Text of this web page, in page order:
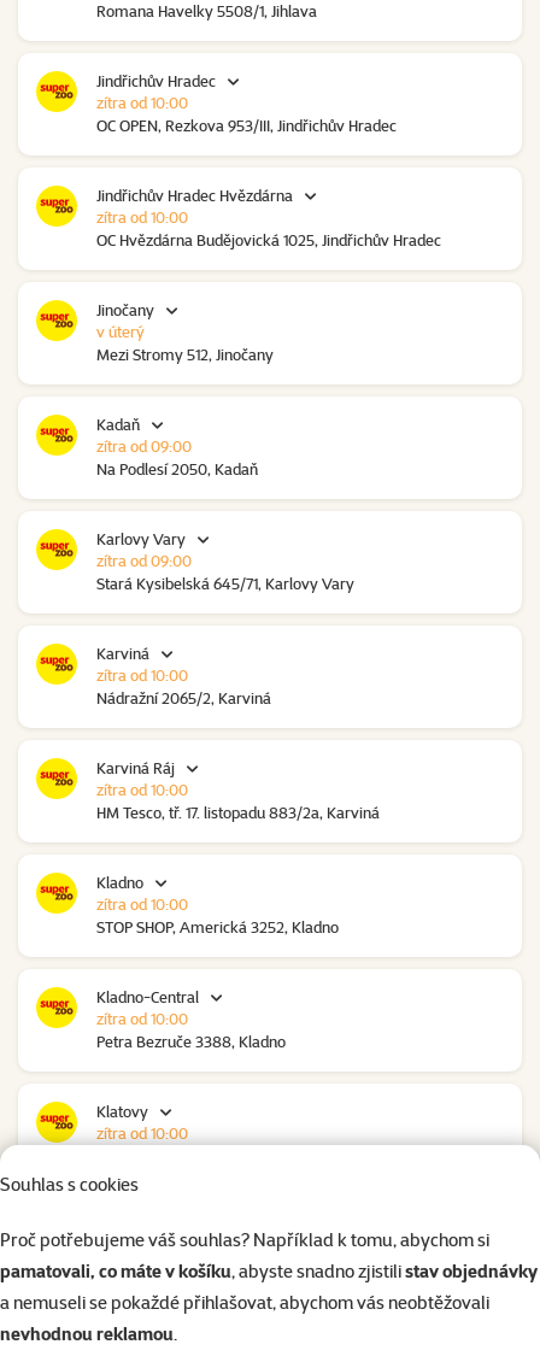
Souhlas s cookies
Proč potřebujeme váš souhlas? Například k tomu, abychom si
pamatovali, co máte v košíku, abyste snadno zjistilistav objednávky
a nemuseli se pokaždé přihlašovat, abychom vás neobtěžovali
nevhodnou reklamou.
Romana Havelky 5508/1, Jihlava
Jindřichův Hradec
OC OPEN, Rezkova 953/III, Jindřichův Hradec
zítra od 10:00
Jindřichův Hradec Hvězdárna
OC Hvězdárna Budějovická 1025, Jindřichův Hradec
zítra od 10:00
Jinočany
Mezi Stromy 512, Jinočany
v úterý
Kadaň
Na Podlesí 2050, Kadaň
zítra od 09:00
Karlovy Vary
Stará Kysibelská 645/71, Karlovy Vary
zítra od 09:00
Karviná
Nádražní 2065/2, Karviná
zítra od 10:00
Karviná Ráj
HM Tesco, tř. 17. listopadu 883/2a, Karviná
zítra od 10:00
Kladno
STOP SHOP, Americká 3252, Kladno
zítra od 10:00
Kladno-Central
Petra Bezruče 3388, Kladno
zítra od 10:00
Klatovy
zítra od 10:00
Polepská 979, Kolín
zítra od 09:00
Kolín Ovčáry